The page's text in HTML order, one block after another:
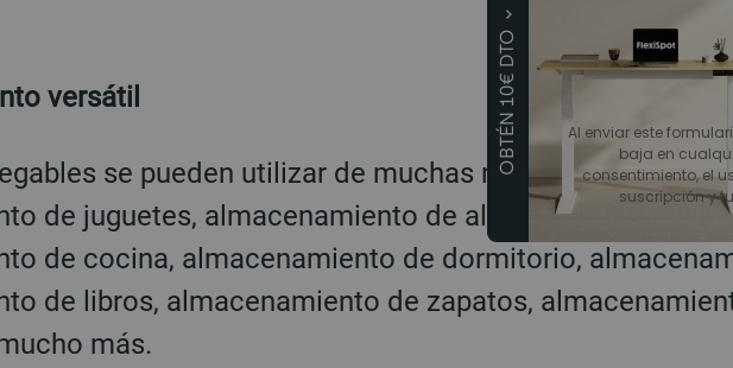
versátil
se pueden utilizar de muchas maneras:
de juguetes, almacenamiento de alimentos,
de cocina, almacenamiento de dormitorio,
de libros, almacenamiento de zapatos,
más.
OBTÉN 10€ DTO
Al enviar este
baja en
consentimiento, el
suscripción y